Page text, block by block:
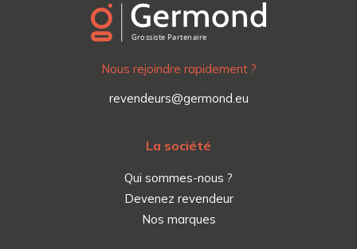
Nous rejoindre rapidement ?
revendeurs@germond.eu
La société
Qui sommes-nous ?
Devenez revendeur
Nos marques